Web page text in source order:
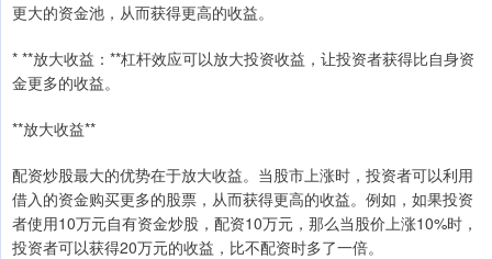
更大的资金池，从而获得更高的收益。
* **放大收益：**杠杆效应可以放大投资收益，让投资者获得比自身资
金更多的收益。
**放大收益**
配资炒股最大的优势在于放大收益。当股市上涨时，投资者可以利用
借入的资金购买更多的股票，从而获得更高的收益。例如，如果投资
者使用10万元自有资金炒股，配资10万元，那么当股价上涨10%时，
投资者可以获得20万元的收益，比不配资时多了一倍。